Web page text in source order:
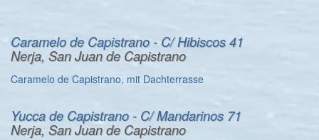
Caramelo de Capistrano - C/ Hibiscos 41
Nerja, San Juan de Capistrano
Caramelo de Capistrano, mit Dachterrasse
Yucca de Capistrano - C/ Mandarinos 71
Nerja, San Juan de Capistrano